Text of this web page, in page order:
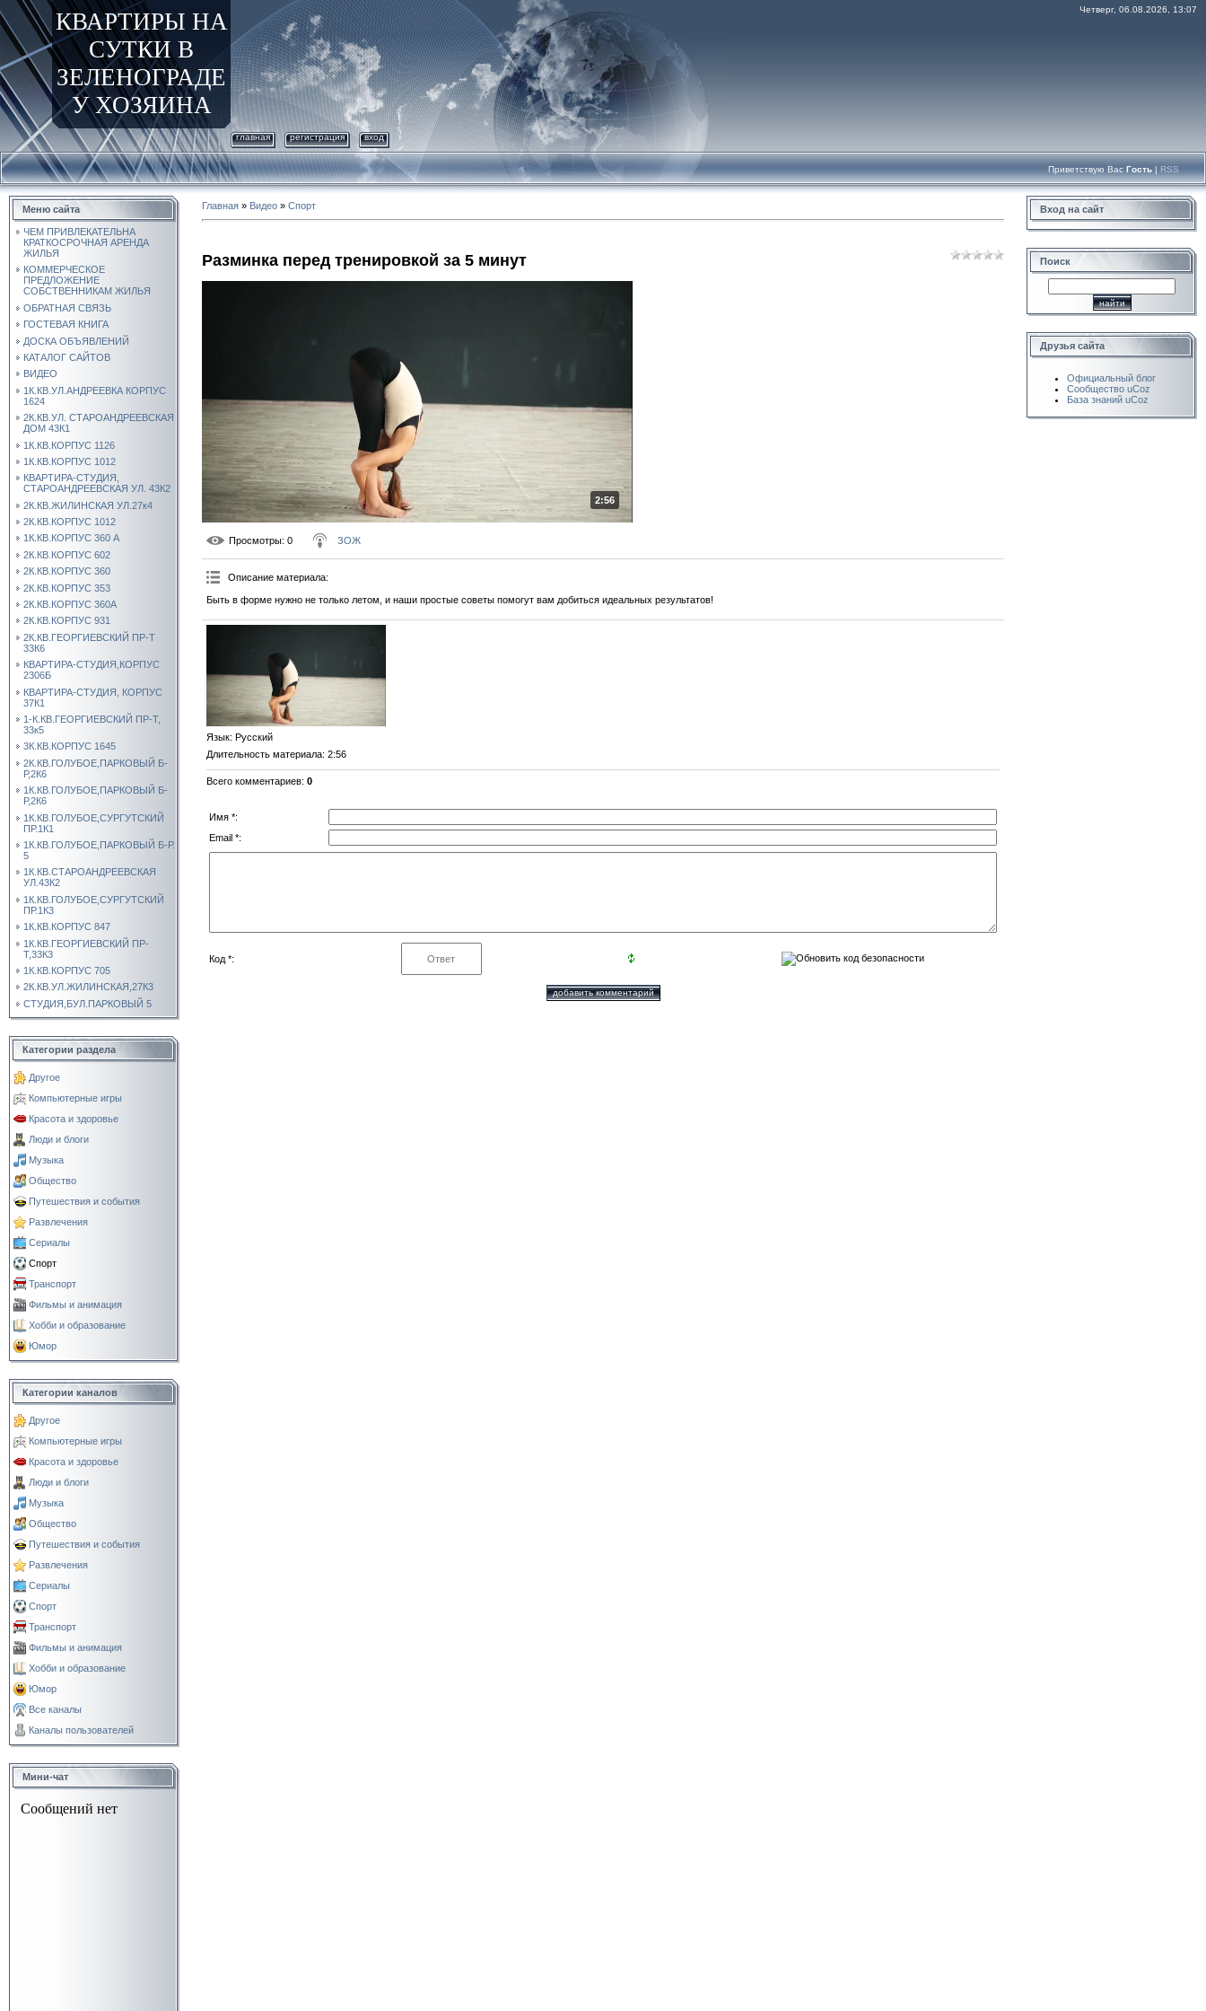
КВАРТИРЫ НА
СУТКИ В
ЗЕЛЕНОГРАДЕ
У ХОЗЯИНА
Четверг, 06.08.2026, 13:07
главная регистрация вход
Приветствую Вас Гость | RSS
Меню сайта
ЧЕМ ПРИВЛЕКАТЕЛЬНА
КРАТКОСРОЧНАЯ АРЕНДА
ЖИЛЬЯ
КОММЕРЧЕСКОЕ
ПРЕДЛОЖЕНИЕ
СОБСТВЕННИКАМ ЖИЛЬЯ
ОБРАТНАЯ СВЯЗЬ
ГОСТЕВАЯ КНИГА
ДОСКА ОБЪЯВЛЕНИЙ
КАТАЛОГ САЙТОВ
ВИДЕО
1К.КВ.УЛ.АНДРЕЕВКА КОРПУС
1624
2К.КВ.УЛ. СТАРОАНДРЕЕВСКАЯ
ДОМ 43К1
1К.КВ.КОРПУС 1126
1К.КВ.КОРПУС 1012
КВАРТИРА-СТУДИЯ,
СТАРОАНДРЕЕВСКАЯ УЛ. 43К2
2К.КВ.ЖИЛИНСКАЯ УЛ.27к4
2К.КВ.КОРПУС 1012
1К.КВ.КОРПУС 360 А
2К.КВ.КОРПУС 602
2К.КВ.КОРПУС 360
2К.КВ.КОРПУС 353
2К.КВ.КОРПУС 360А
2К.КВ.КОРПУС 931
2К.КВ.ГЕОРГИЕВСКИЙ ПР-Т
33К6
КВАРТИРА-СТУДИЯ,КОРПУС
2306Б
КВАРТИРА-СТУДИЯ, КОРПУС
37К1
1-К.КВ.ГЕОРГИЕВСКИЙ ПР-Т,
33к5
3К.КВ.КОРПУС 1645
2К.КВ.ГОЛУБОЕ,ПАРКОВЫЙ Б-
Р,2К6
1К.КВ.ГОЛУБОЕ,ПАРКОВЫЙ Б-
Р,2К6
1К.КВ.ГОЛУБОЕ,СУРГУТСКИЙ
ПР.1К1
1К.КВ.ГОЛУБОЕ,ПАРКОВЫЙ Б-Р.
5
1К.КВ.СТАРОАНДРЕЕВСКАЯ
УЛ.43К2
1К.КВ.ГОЛУБОЕ,СУРГУТСКИЙ
ПР.1К3
1К.КВ.КОРПУС 847
1К.КВ.ГЕОРГИЕВСКИЙ ПР-
Т,33К3
1К.КВ.КОРПУС 705
2К.КВ.УЛ.ЖИЛИНСКАЯ,27К3
СТУДИЯ,БУЛ.ПАРКОВЫЙ 5
Категории раздела
Другое
Компьютерные игры
Красота и здоровье
Люди и блоги
Музыка
Общество
Путешествия и события
Развлечения
Сериалы
Спорт
Транспорт
Фильмы и анимация
Хобби и образование
Юмор
Категории каналов
Другое
Компьютерные игры
Красота и здоровье
Люди и блоги
Музыка
Общество
Путешествия и события
Развлечения
Сериалы
Спорт
Транспорт
Фильмы и анимация
Хобби и образование
Юмор
Все каналы
Каналы пользователей
Мини-чат
Главная » Видео » Спорт
Разминка перед тренировкой за 5 минут
2:56
Просмотры: 0 ЗОЖ
Описание материала:
Быть в форме нужно не только летом, и наши простые советы помогут вам добиться идеальных результатов!
Язык: Русский
Длительность материала: 2:56
Всего комментариев: 0
Имя *:
Email *:
Код *:
Вход на сайт
Поиск
Друзья сайта
Официальный блог
Сообщество uCoz
База знаний uCoz